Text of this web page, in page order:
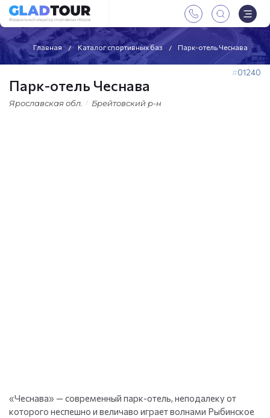
Главная Каталог спортивных баз Парк-отель Чеснава
01240
Парк-отель Чеснава
Ярославская обл. Брейтовский р-н
«Чеснава» — современный парк-отель, неподалеку от
которого неспешно и величаво играет волнами Рыбинское